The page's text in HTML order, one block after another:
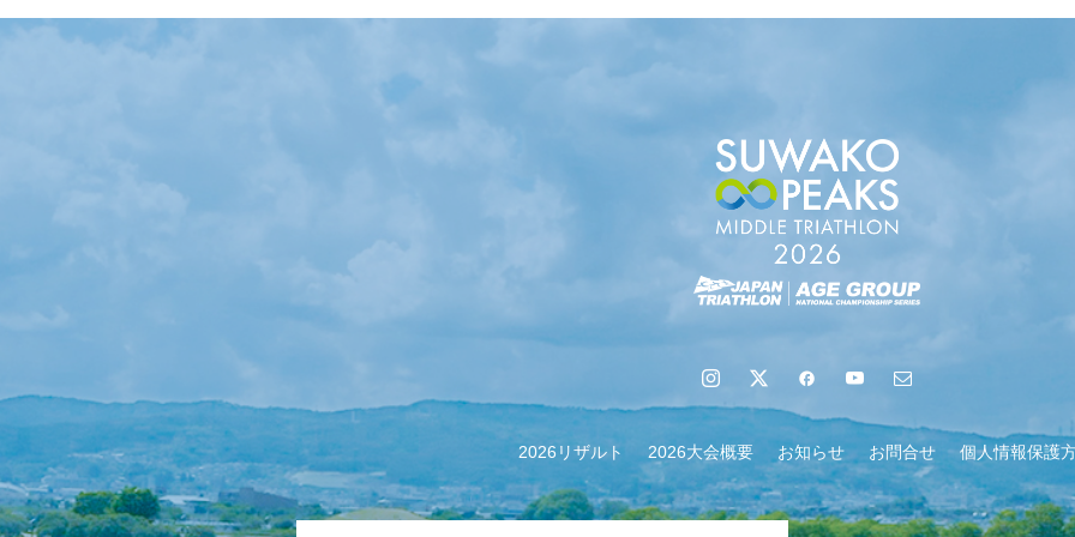
【会議報告】諏訪地域６市町村連絡会議を開催しました
2026リザルト 2026大会概要 お知らせ お問合せ 個人情報保護